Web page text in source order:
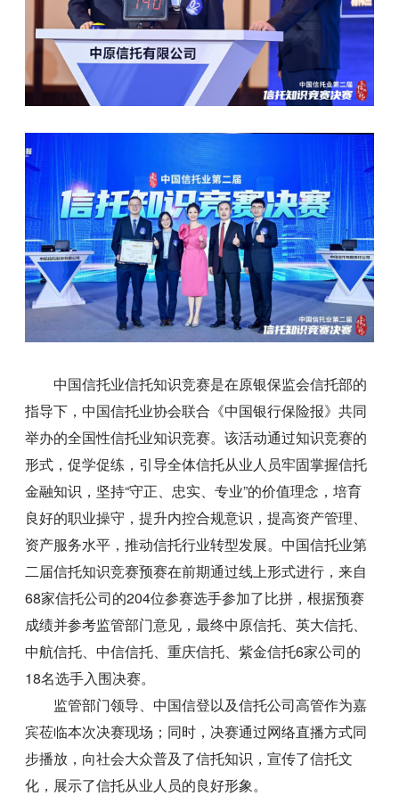
中国信托业信托知识竞赛是在原银保监会信托部的
指导下，中国信托业协会联合《中国银行保险报》共同
举办的全国性信托业知识竞赛。该活动通过知识竞赛的
形式，促学促练，引导全体信托从业人员牢固掌握信托
金融知识，坚持“守正、忠实、专业”的价值理念，培育
良好的职业操守，提升内控合规意识，提高资产管理、
资产服务水平，推动信托行业转型发展。中国信托业第
二届信托知识竞赛预赛在前期通过线上形式进行，来自
68家信托公司的204位参赛选手参加了比拼，根据预赛
成绩并参考监管部门意见，最终中原信托、英大信托、
中航信托、中信信托、重庆信托、紫金信托6家公司的
18名选手入围决赛。
监管部门领导、中国信登以及信托公司高管作为嘉
宾莅临本次决赛现场；同时，决赛通过网络直播方式同
步播放，向社会大众普及了信托知识，宣传了信托文
化，展示了信托从业人员的良好形象。